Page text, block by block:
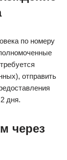
по номеру
отправить
дня.
через